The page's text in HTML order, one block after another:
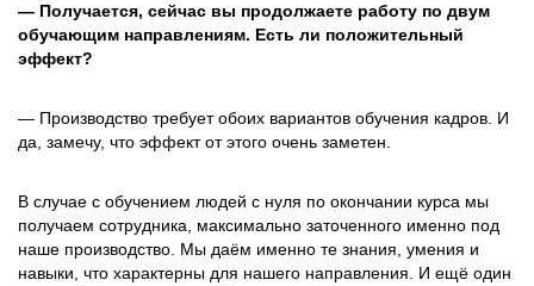
— Получается, сейчас вы продолжаете работу по двум
обучающим направлениям. Есть ли положительный
эффект?
— Производство требует обоих вариантов обучения кадров. И
да, замечу, что эффект от этого очень заметен.
В случае с обучением людей с нуля по окончании курса мы
получаем сотрудника, максимально заточенного именно под
наше производство. Мы даём именно те знания, умения и
навыки, что характерны для нашего направления. И ещё один